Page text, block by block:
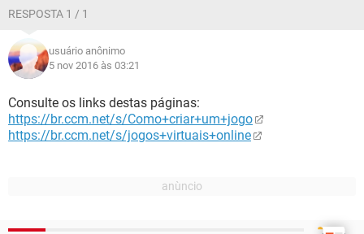
RESPOSTA 1 / 1
usuário anônimo
5 nov 2016 às 03:21
Consulte os links destas páginas:
https://br.ccm.net/s/Como+criar+um+jogo
https://br.ccm.net/s/jogos+virtuais+online